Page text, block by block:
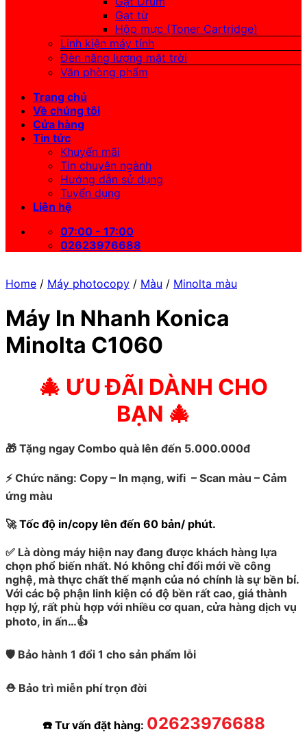
Gạt từ
Hộp mực (Toner Cartridge)
Linh kiện máy tính
Đèn năng lượng mặt trời
Văn phòng phẩm
Trang chủ
Về chúng tôi
Cửa hàng
Tin tức
Khuyến mãi
Tin chuyên ngành
Hướng dẫn sử dụng
Tuyển dụng
Liên hệ
07:00 - 17:00
02623976688
Home / Máy photocopy / Màu / Minolta màu
Máy In Nhanh Konica
Minolta C1060
🎄 ƯU ĐÃI DÀNH CHO
BẠN 🎄
🎁 Tặng ngay Combo quà lên đến 5.000.000đ
⚡Chức năng: Copy – In mạng, wifi – Scan màu – Cảm
ứng màu
🚀Tốc độ in/copy lên đến 60 bản/ phút.
✅ Là dòng máy hiện nay đang được khách hàng lựa
chọn phổ biến nhất. Nó không chỉ đổi mới về công
nghệ, mà thực chất thế mạnh của nó chính là sự bền bỉ.
Với các bộ phận linh kiện có độ bền rất cao, giá thành
hợp lý, rất phù hợp với nhiều cơ quan, cửa hàng dịch vụ
photo, in ấn…👍
🛡️ Bảo hành 1 đổi 1 cho sản phẩm lỗi
⛑️ Bảo trì miễn phí trọn đời
☎️ Tư vấn đặt hàng: 02623976688